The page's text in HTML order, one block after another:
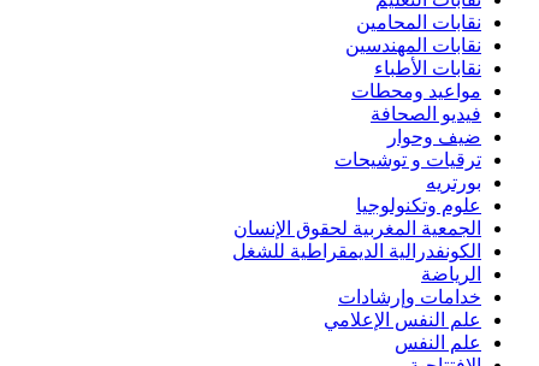
نقابات المحامين
نقابات المهندسين
نقابات الأطباء
مواعيد ومحطات
فيديو الصحافة
ضيف وحوار
ترقيات و توشيحات
بورتريه
علوم وتكنولوجيا
الجمعية المغربية لحقوق الإنسان
الكونفدرالية الديمقراطية للشغل
الرياضة
خدامات وإرشادات
علم النفس الإعلامي
علم النفس